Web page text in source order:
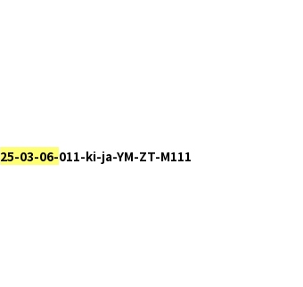
25-03-06-011-ki-ja-YM-ZT-M111